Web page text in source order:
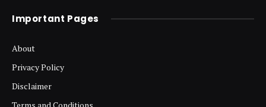
Important Pages
About
Privacy Policy
Disclaimer
Terms and Conditions